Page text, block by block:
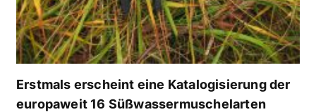
Erstmals erscheint eine Katalogisierung der
europaweit 16 Süßwassermuschelarten